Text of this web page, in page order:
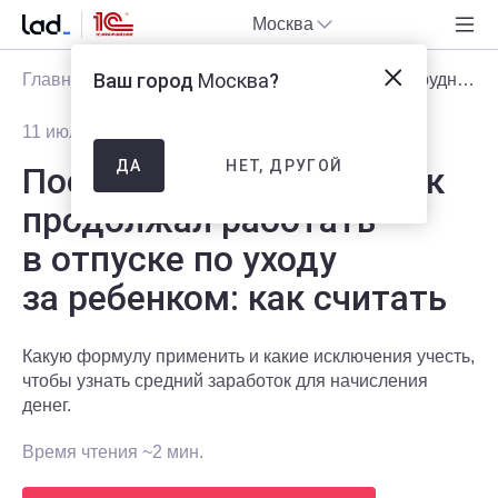
Москва
Главная Блог Статьи Пособие, если сотрудник продолжал работать в отпуске по уходу за ребенком: как считать
11 июля 2023
Пособие, если сотрудник
продолжал работать
в отпуске по уходу
за ребенком: как считать
Какую формулу применить и какие исключения учесть,
чтобы узнать средний заработок для начисления
денег.
Время чтения ~2 мин.
Ваш город Москва?
ДА НЕТ, ДРУГОЙ